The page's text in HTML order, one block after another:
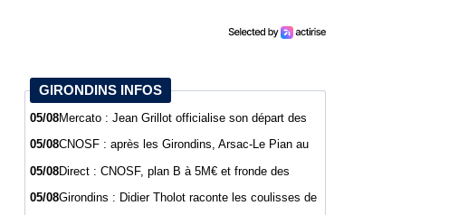
GIRONDINS INFOS
05/08Mercato : Jean Grillot officialise son départ des
05/08CNOSF : après les Girondins, Arsac-Le Pian au
05/08Direct : CNOSF, plan B à 5M€ et fronde des
05/08Girondins : Didier Tholot raconte les coulisses de